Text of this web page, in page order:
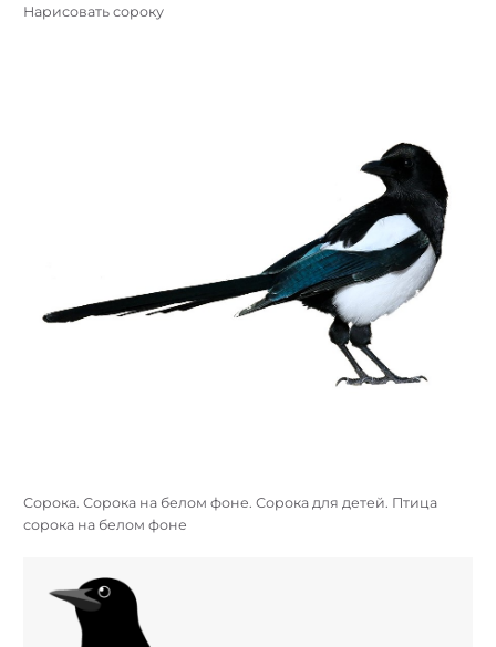
Нарисовать сороку
Сорока. Сорока на белом фоне. Сорока для детей. Птица
сорока на белом фоне